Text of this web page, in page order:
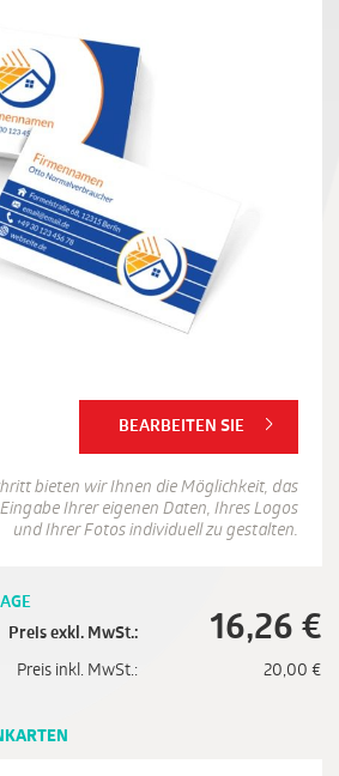
BEARBEITEN SIE
bieten wir Ihnen die Möglichkeit, das
Ihrer eigenen Daten, Ihres Logos
und Ihrer Fotos individuell zu gestalten.
Preis exkl. MwSt.:
16,26 €
Preis inkl. MwSt.: 20,00 €